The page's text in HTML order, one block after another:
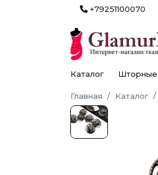
+79251100070
Каталог Шторные
Главная Каталог